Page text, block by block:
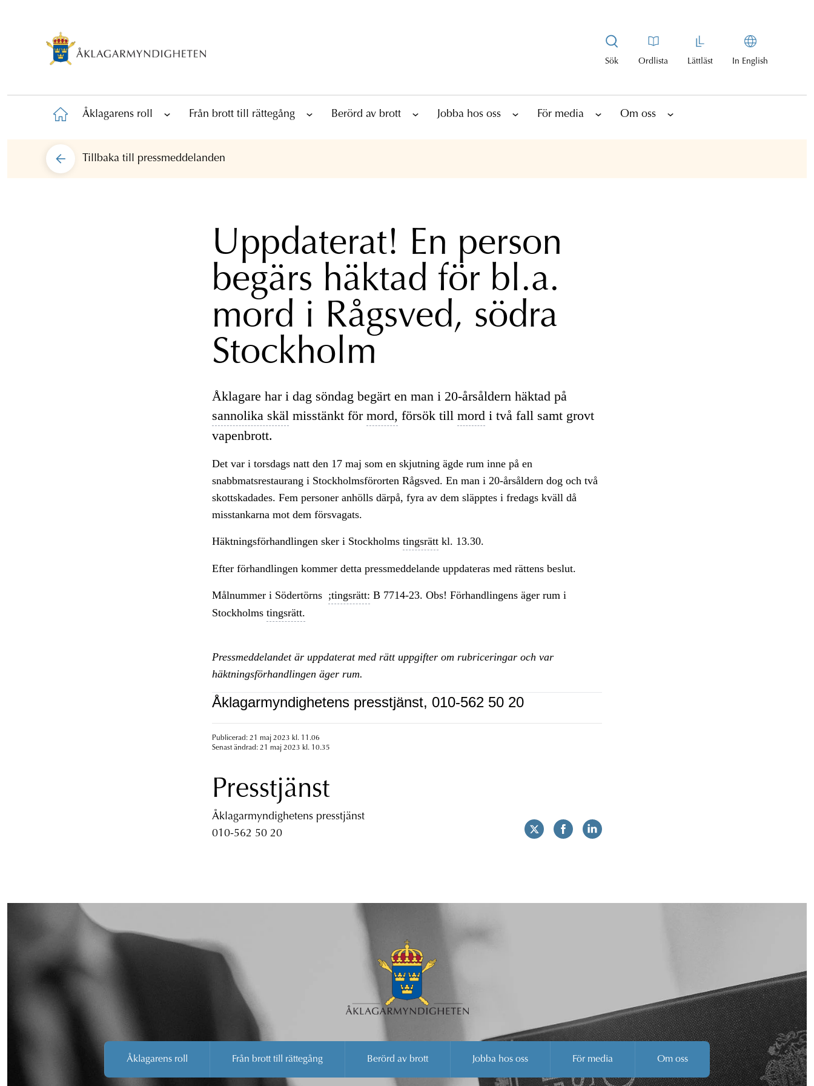
Sök Ordlista Lättläst In English
Åklagarens roll Från brott till rättegång Berörd av brott Jobba hos oss För media Om oss
Tillbaka till pressmeddelanden
Uppdaterat! En person
begärs häktad för bl.a.
mord i Rågsved, södra
Stockholm
Åklagare har i dag söndag begärt en man i 20-årsåldern häktad på
sannolika skäl misstänkt för mord, försök till mord i två fall samt grovt
vapenbrott.
Det var i torsdags natt den 17 maj som en skjutning ägde rum inne på en
snabbmatsrestaurang i Stockholmsförorten Rågsved. En man i 20-årsåldern dog och två
skottskadades. Fem personer anhölls därpå, fyra av dem släpptes i fredags kväll då
misstankarna mot dem försvagats.
Häktningsförhandlingen sker i Stockholms tingsrättkl. 13.30.
Efter förhandlingen kommer detta pressmeddelande uppdateras med rättens beslut.
Målnummer i Södertörns ;tingsrätt: B 7714-23. Obs! Förhandlingens äger rum i
Stockholms tingsrätt.
Pressmeddelandet är uppdaterat med rätt uppgifter om rubriceringar och var
häktningsförhandlingen äger rum.
Åklagarmyndighetens presstjänst, 010-562 50 20
Publicerad: 21 maj 2023 kl. 11.06
Senast ändrad: 21 maj 2023 kl. 10.35
Presstjänst
Åklagarmyndighetens presstjänst
010-562 50 20
Åklagarens roll Från brott till rättegång Berörd av brott Jobba hos oss För media Om oss